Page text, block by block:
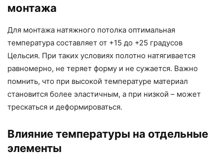
монтажа
Для монтажа натяжного потолка оптимальная
температура составляет от +15 до +25 градусов
Цельсия. При таких условиях полотно натягивается
равномерно, не теряет форму и не сужается. Важно
помнить, что при высокой температуре материал
становится более эластичным, а при низкой – может
трескаться и деформироваться.
Влияние температуры на отдельные
элементы